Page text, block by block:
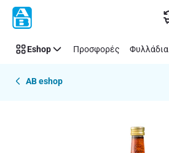
Παράλειψη
Eshop Προσφορές Φυλλάδια
AB eshop